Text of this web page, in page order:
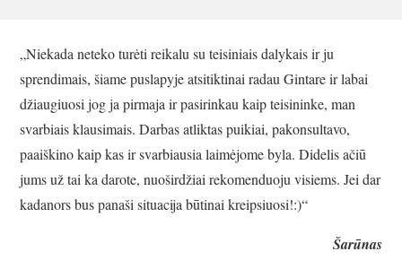
„Niekada neteko turėti reikalu su teisiniais dalykais ir ju
sprendimais, šiame puslapyje atsitiktinai radau Gintare ir labai
džiaugiuosi jog ja pirmaja ir pasirinkau kaip teisininke, man
svarbiais klausimais. Darbas atliktas puikiai, pakonsultavo,
paaiškino kaip kas ir svarbiausia laimėjome byla. Didelis ačiū
jums už tai ka darote, nuoširdžiai rekomenduoju visiems. Jei dar
kadanors bus panaši situacija būtinai kreipsiuosi!:)“
Šarūnas